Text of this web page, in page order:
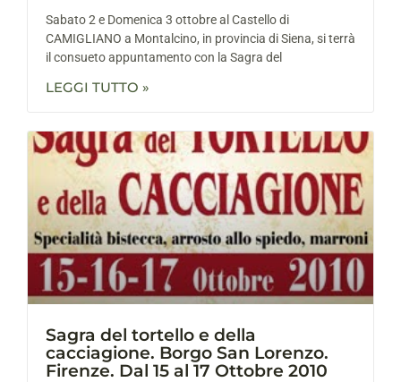
Sabato 2 e Domenica 3 ottobre al Castello di
CAMIGLIANO a Montalcino, in provincia di Siena, si terrà
il consueto appuntamento con la Sagra del
LEGGI TUTTO »
Sagra del tortello e della
cacciagione. Borgo San Lorenzo.
Firenze. Dal 15 al 17 Ottobre 2010